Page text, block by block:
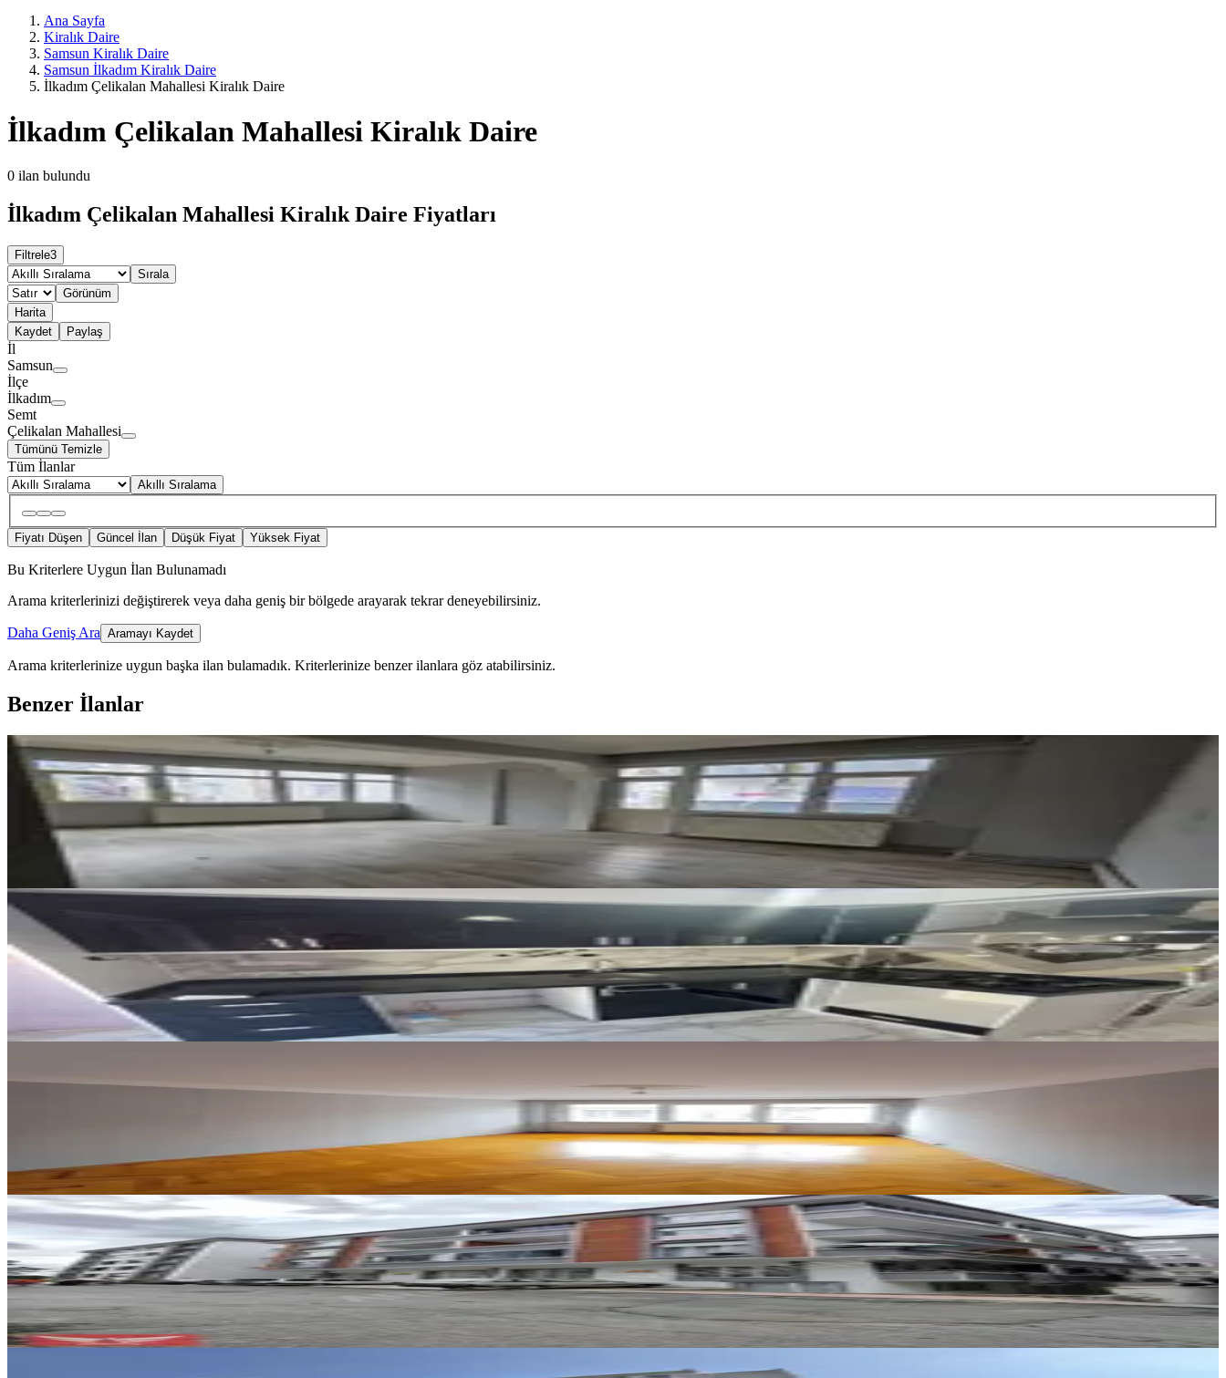
Ana Sayfa
Kiralık Daire
Samsun Kiralık Daire
Samsun İlkadım Kiralık Daire
İlkadım Çelikalan Mahallesi Kiralık Daire
İlkadım Çelikalan Mahallesi Kiralık Daire
0 ilan bulundu
İlkadım Çelikalan Mahallesi Kiralık Daire Fiyatları
Filtrele3
Sırala
Görünüm
Harita
Kaydet
Paylaş
İl
Samsun
İlçe
İlkadım
Semt
Çelikalan Mahallesi
Tümünü Temizle
Tüm İlanlar
Akıllı Sıralama
Fiyatı Düşen Güncel İlan Düşük Fiyat Yüksek Fiyat
Bu Kriterlere Uygun İlan Bulunamadı
Arama kriterlerinizi değiştirerek veya daha geniş bir bölgede arayarak tekrar deneyebilirsiniz.
Daha Geniş Ara Aramayı Kaydet
Arama kriterlerinize uygun başka ilan bulamadık. Kriterlerinize benzer ilanlara göz atabilirsiniz.
Benzer İlanlar
ÖNE ÇIKAN
14 Rekoor Emlaktan Anneler Parkı Yakını 2+1 Kiralık Daire
İlkadım, Rasathane Mahallesi
2+1·100 m²·3. Kat·16.07.2026
12.000 ₺ 14.000 ₺
REKOOR EMLAK DANIŞMANLIK SEDA ŞANCI MERAL
Ara
ÖNE ÇIKAN
Samsun İlkadım Unkapanı Mahallesi'nde İçi Yapılı
İlkadım, Unkapanı Mahallesi
2+1·100 m²·5. Kat·17.06.2026
Emre ErgünEmre Ergün
Ara
14.500 ₺
YENİ
Kışla Mahallesi'nde Kiralık 3+1 Lüks Daire (120m²)
İlkadım, Kışla Mahallesi
3+1·130 m²·3. Kat·08.08.2026
18.750 ₺
ARESS GAYRİMENKUL LTD. ŞTİ.Onur KANLI
Ara